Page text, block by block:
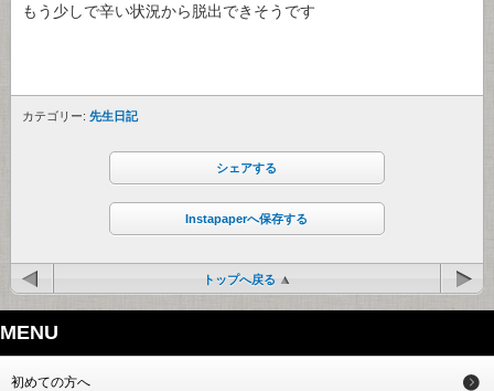
もう少しで辛い状況から脱出できそうです
カテゴリー: 先生日記
シェアする
Instapaperへ保存する
トップへ戻る
MENU
初めての方へ